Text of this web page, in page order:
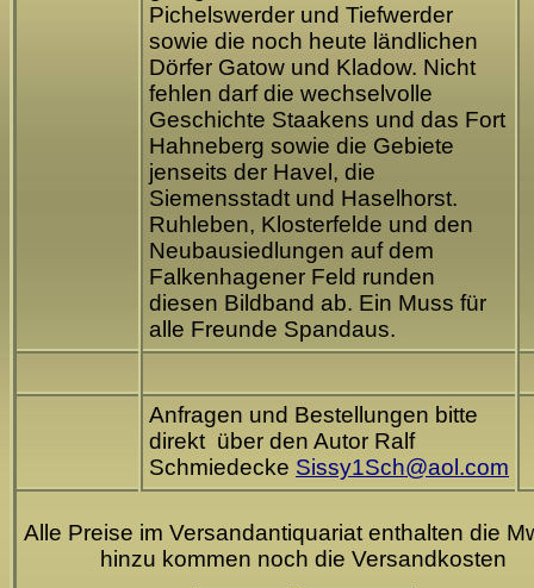
Pichelswerder und Tiefwerder
sowie die noch heute ländlichen
Dörfer Gatow und Kladow. Nicht
fehlen darf die wechselvolle
Geschichte Staakens und das Fort
Hahneberg sowie die Gebiete
jenseits der Havel, die
Siemensstadt und Haselhorst.
Ruhleben, Klosterfelde und den
Neubausiedlungen auf dem
Falkenhagener Feld runden
diesen Bildband ab. Ein Muss für
alle Freunde Spandaus.
Anfragen und Bestellungen bitte
direkt über den Autor Ralf
Schmiedecke Sissy1Sch@aol.com
Alle Preise im Versandantiquariat enthalten die
hinzu kommen noch die Versandkosten